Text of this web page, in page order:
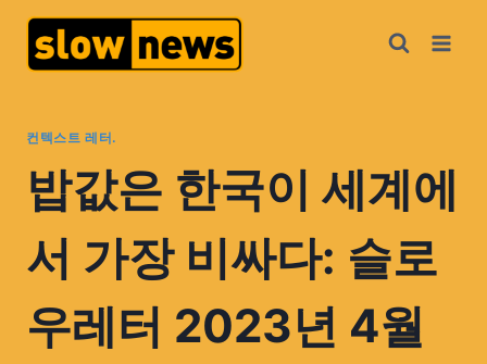
컨텍스트 레터.
밥값은 한국이 세계에
서 가장 비싸다: 슬로
우레터 2023년 4월